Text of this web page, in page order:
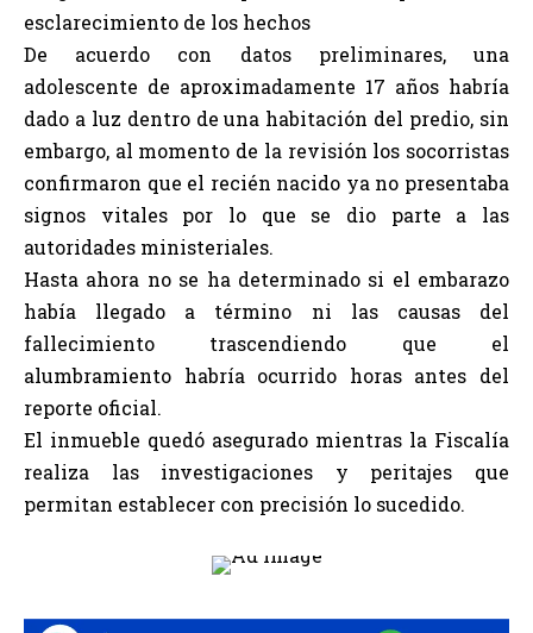
esclarecimiento de los hechos
De acuerdo con datos preliminares, una
adolescente de aproximadamente 17 años habría
dado a luz dentro de una habitación del predio, sin
embargo, al momento de la revisión los socorristas
confirmaron que el recién nacido ya no presentaba
signos vitales por lo que se dio parte a las
autoridades ministeriales.
Hasta ahora no se ha determinado si el embarazo
había llegado a término ni las causas del
fallecimiento trascendiendo que el
alumbramiento habría ocurrido horas antes del
reporte oficial.
El inmueble quedó asegurado mientras la Fiscalía
realiza las investigaciones y peritajes que
permitan establecer con precisión lo sucedido.